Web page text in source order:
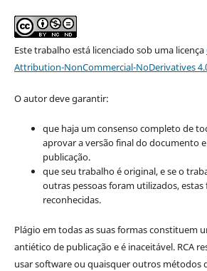
Este trabalho está licenciado sob uma licença
Attribution-NonCommercial-NoDerivatives
O autor deve garantir:
que haja um consenso completo de
aprovar a versão final do documento
publicação.
que seu trabalho é original, e se o
outras pessoas foram utilizados,
reconhecidas.
Plágio em todas as suas formas constituem
antiético de publicação e é inaceitável. RCA
usar software ou quaisquer outros métodos